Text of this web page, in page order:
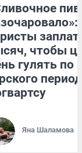
чтобы
гулять по
Яна Шаламова